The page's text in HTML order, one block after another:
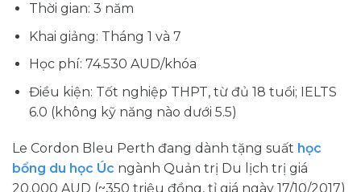
Thời gian: 3 năm
Khai giảng: Tháng 1 và 7
Học phí: 74.530 AUD/khóa
Điều kiện: Tốt nghiệp THPT, từ đủ 18 tuổi; IELTS
6.0 (không kỹ năng nào dưới 5.5)
Le Cordon Bleu Perth đang dành tặng suất học
bổng du học Úc ngành Quản trị Du lịch trị giá
20.000 AUD (~350 triệu đồng, tỉ giá ngày 17/10/2017)